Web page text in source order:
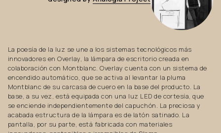
La poesía de la luz se une a los sistemas tecnológicos más
innovadores en Overlay, la lámpara de escritorio creada en
colaboración con Montblanc. Overlay cuenta con un sistema de
encendido automático, que se activa al levantar la pluma
Montblanc de su carcasa de cuero en la base del producto. La
base, a su vez, está equipada con una luz LED de cortesía, que
se enciende independientemente del capuchón. La preciosa y
acabada estructura de la lámpara es de latón satinado. La
pantalla, por su parte, está fabricada con materiales